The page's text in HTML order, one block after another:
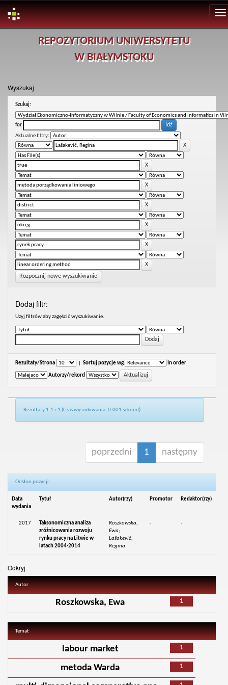
REPOZYTORIUM UNIWERSYTETU
W BIAŁYMSTOKU
Wyszukaj
Szukaj:
for
Aktualne filtry:
Rozpocznij nowe wyszukiwanie
Dodaj filtr:
Uzyj filtrów aby zagęścić wyszukiwanie.
Rezultaty/Strona Sortuj pozycje wg In order
Autorzy/rekord
Rezultaty 1-1 z 1 (Czas wyszukiwania: 0.001 sekund).
poprzedni 1 następny
Odsłon pozycji:
Data
wydania
Tytuł Autor(rzy) Promotor Redaktor(rzy)
2017
Taksonomiczna analiza
zróżnicowania rozwoju
rynku pracy na Litwie w
latach 2004-2014
Roszkowska,
Ewa;
Lašakevič,
Regina
- -
Odkryj
Autor
1
Roszkowska, Ewa
Temat
1
labour market
1
metoda Warda